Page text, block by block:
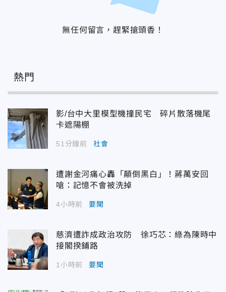
無任何留言，趕緊搶頭香！
熱門
影/台中大里模型機撞民宅 碎片散落機尾
卡遮陽棚
51分鐘前 社會
遭謝金河痛心轟「顛倒黑白」！蔣萬安回
嗆：記憶不會被洗掉
4小時前 要聞
慈濟遭詐成政治攻防 徐巧芯：綠為陳時中
接閣揆鋪路
1小時前 要聞